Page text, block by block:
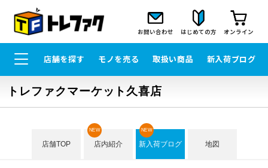
お問い合わせ はじめての方 オンライン
店舗を探す モノを売る 取扱い商品 新入荷ブログ
トレファクマーケット久喜店
店舗TOP 店内紹介
NEW
新入荷ブログ
NEW
地図